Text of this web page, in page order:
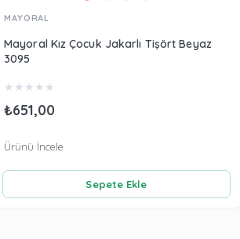
MAYORAL
Mayoral Kız Çocuk Jakarlı Tişört Beyaz
3095
★ ★ ★ ★ ★
₺651,00
Sepete Ekle
Ürünü İncele